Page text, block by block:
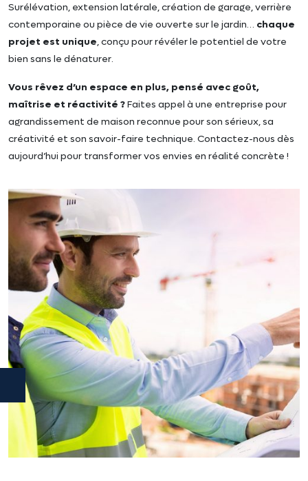
Surélévation, extension latérale, création de garage, verrière
contemporaine ou pièce de vie ouverte sur le jardin… chaque
projet est unique, conçu pour révéler le potentiel de votre
bien sans le dénaturer.
Vous rêvez d’un espace en plus, pensé avec goût,
maîtrise et réactivité ?Faites appel à une entreprise pour
agrandissement de maison reconnue pour son sérieux, sa
créativité et son savoir-faire technique. Contactez-nous dès
aujourd’hui pour transformer vos envies en réalité concrète !